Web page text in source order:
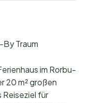
By Traum
im Rorbu-
20 m² großen
Reiseziel für